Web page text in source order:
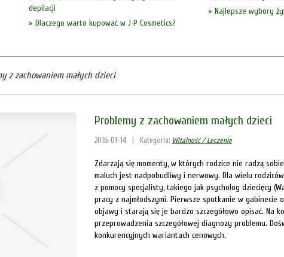
depilacji
Dlaczego warto kupować w J P Cosmetics?
Najlepsze wybory
z zachowaniem małych dzieci
Problemy z zachowaniem małych dzieci
2016-01-14 Kategoria: Witalność / Leczenie
Zdarzają się momenty, w których rodzice nie radzą
maluch jest nadpobudliwy i nerwowy. Dla wielu
z pomocy specjalisty, takiego jak psycholog dziecięcy
pracy z najmłodszymi. Pierwsze spotkanie w gabinecie
objawy i starają się je bardzo szczegółowo opisać. Na
przeprowadzenia szczegółowej diagnozy problemu.
konkurencyjnych wariantach cenowych.